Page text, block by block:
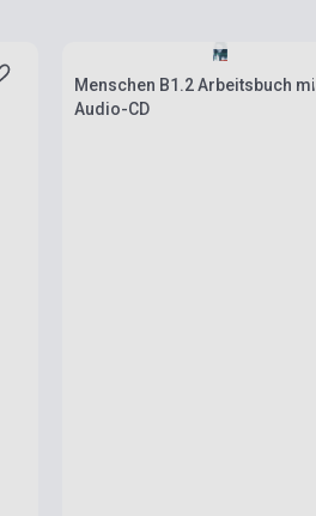
Menschen B1.2 Arbeitsbuch mit
Audio-CD